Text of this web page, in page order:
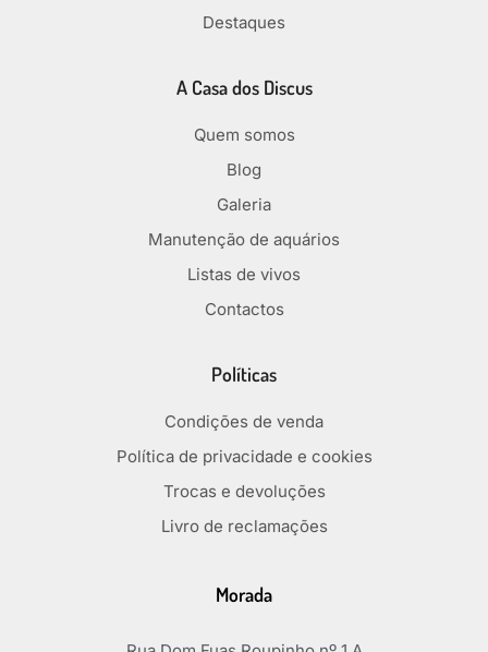
Destaques
A Casa dos Discus
Quem somos
Blog
Galeria
Manutenção de aquários
Listas de vivos
Contactos
Políticas
Condições de venda
Política de privacidade e cookies
Trocas e devoluções
Livro de reclamações
Morada